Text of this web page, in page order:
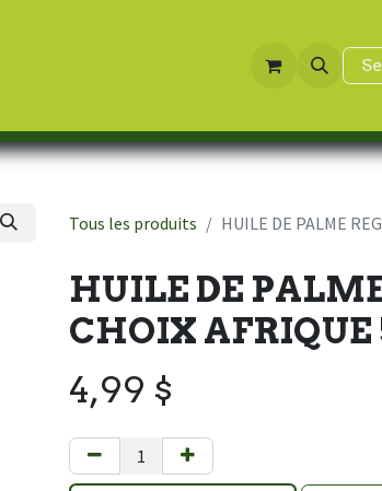
Tous les produits HUILE DE PALME
HUILE DE
CHOIX
4,99 $